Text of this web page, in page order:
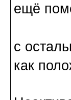
ещё
с
как